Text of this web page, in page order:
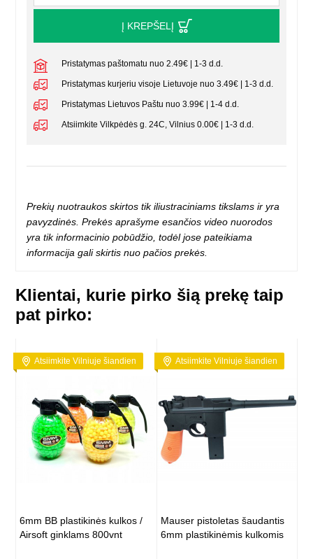
Į KREPŠELĮ
Pristatymas paštomatu nuo 2.49€ | 1-3 d.d.
Pristatymas kurjeriu visoje Lietuvoje nuo 3.49€ | 1-3 d.d.
Pristatymas Lietuvos Paštu nuo 3.99€ | 1-4 d.d.
Atsiimkite Vilkpėdės g. 24C, Vilnius 0.00€ | 1-3 d.d.
Prekių nuotraukos skirtos tik iliustraciniams tikslams ir yra
pavyzdinės. Prekės aprašyme esančios video nuorodos
yra tik informacinio pobūdžio, todėl jose pateikiama
informacija gali skirtis nuo pačios prekės.
Klientai, kurie pirko šią prekę taip
pat pirko:
Atsiimkite Vilniuje šiandien
6mm BB plastikinės kulkos /
Airsoft ginklams 800vnt
Atsiimkite Vilniuje šiandien
Mauser pistoletas šaudantis
6mm plastikinėmis kulkomis